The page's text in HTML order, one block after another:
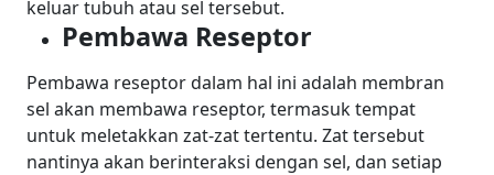
keluar tubuh atau sel tersebut.
Pembawa Reseptor
Pembawa reseptor dalam hal ini adalah membran
sel akan membawa reseptor, termasuk tempat
untuk meletakkan zat-zat tertentu. Zat tersebut
nantinya akan berinteraksi dengan sel, dan setiap